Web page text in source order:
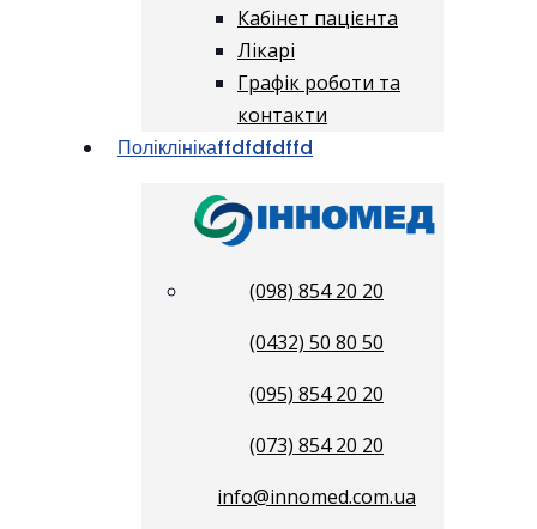
Кабінет пацієнта
Лікарі
Графік роботи та
контакти
Поліклінікаffdfdfdffd
(098) 854 20 20
(0432) 50 80 50
(095) 854 20 20
(073) 854 20 20
info@innomed.com.ua